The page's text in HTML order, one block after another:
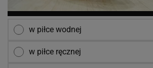
w piłce wodnej
w piłce ręcznej